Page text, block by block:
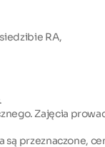
RA,
Zajęcia
przeznaczone,